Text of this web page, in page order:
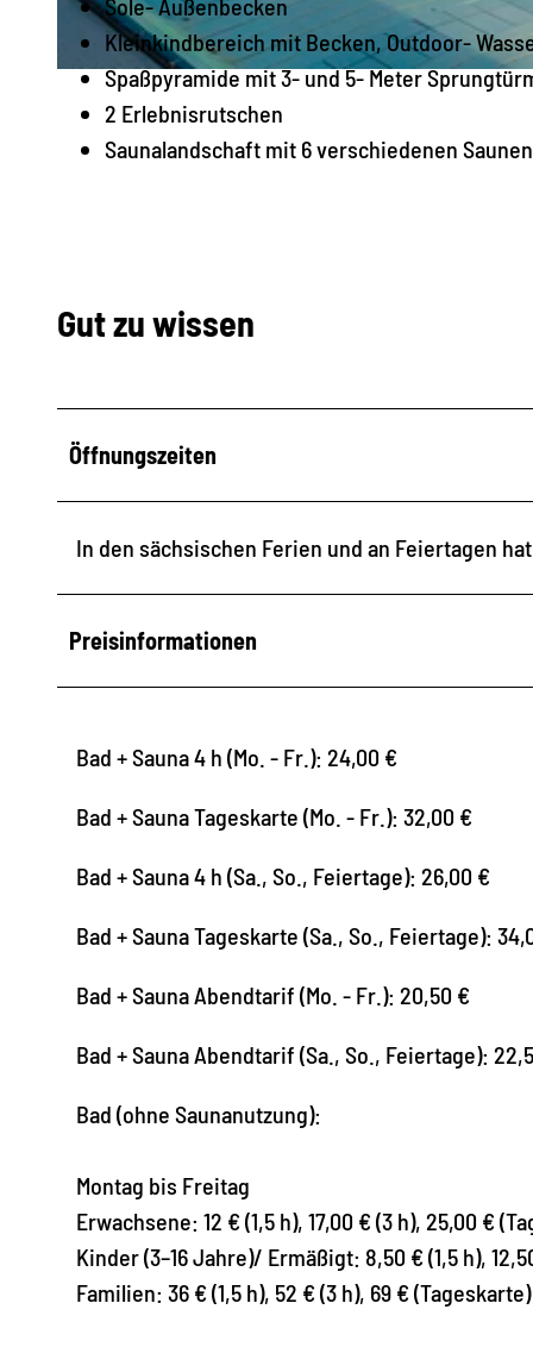
© Katja Fouad Vollmer | KI-optimiert
Kleinkindbereich mit Becken, Outdoor-
Spaßpyramide mit 3- und 5- Meter
2 Erlebnisrutschen
Saunalandschaft mit 6 verschiedenen
Gut zu wissen
Öffnungszeiten
In den sächsischen Ferien und an Feiertagen
Preisinformationen
Bad + Sauna 4 h (Mo. - Fr.): 24,00 €
Bad + Sauna Tageskarte (Mo. - Fr.): 32,00 €
Bad + Sauna 4 h (Sa., So., Feiertage): 26,00 €
Bad + Sauna Tageskarte (Sa., So., Feiertage):
Bad + Sauna Abendtarif (Mo. - Fr.): 20,50 €
Bad + Sauna Abendtarif (Sa., So., Feiertage):
Bad (ohne Saunanutzung):
Montag bis Freitag
Erwachsene: 12 € (1,5 h), 17,00 € (3 h), 25,00 €
Kinder (3–16 Jahre)/ Ermäßigt: 8,50 € (1,5 h),
Familien: 36 € (1,5 h), 52 € (3 h), 69 € (Tageskarte)